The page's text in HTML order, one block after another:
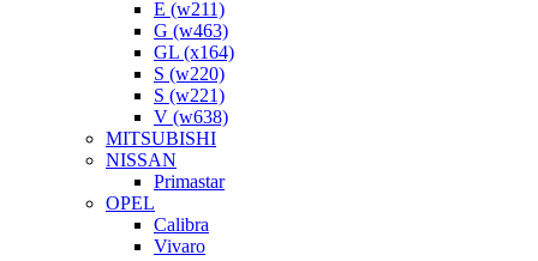
E (w211)
G (w463)
GL (x164)
S (w220)
S (w221)
V (w638)
MITSUBISHI
NISSAN
Primastar
OPEL
Calibra
Vivaro